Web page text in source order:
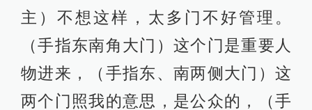
主）不想这样，太多门不好管理。
（手指东南角大门）这个门是重要人
物进来，（手指东、南两侧大门）这
两个门照我的意思，是公众的，（手